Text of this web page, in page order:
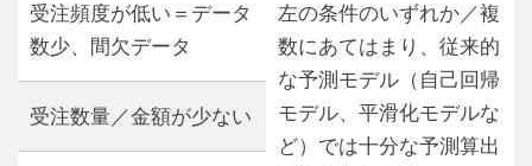
受注頻度が低い＝データ
数少、間欠データ
左の条件のいずれか／複
数にあてはまり、従来的
な予測モデル（自己回帰
モデル、平滑化モデルな
ど）では十分な予測算出
受注数量／金額が少ない